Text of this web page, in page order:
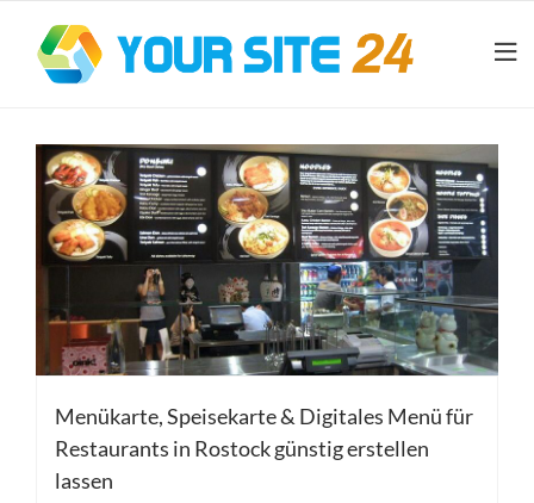
Menükarte, Speisekarte & Digitales Menü für
Restaurants in Rostock günstig erstellen
lassen